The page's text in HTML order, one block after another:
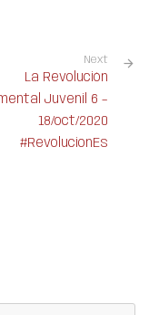
Next
La Revolución
Juvenil 6 –
18/oct/2020
#RevolucionEs